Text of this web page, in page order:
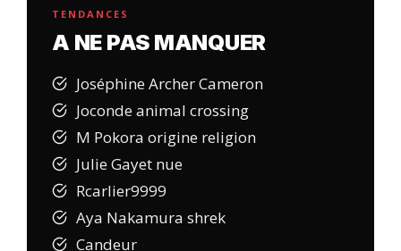
TENDANCES
A NE PAS MANQUER
Joséphine Archer Cameron
Joconde animal crossing
M Pokora origine religion
Julie Gayet nue
Rcarlier9999
Aya Nakamura shrek
Candeur